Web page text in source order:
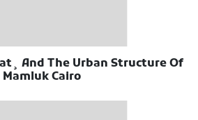
And The Urban Structure Of
Mamluk Cairo